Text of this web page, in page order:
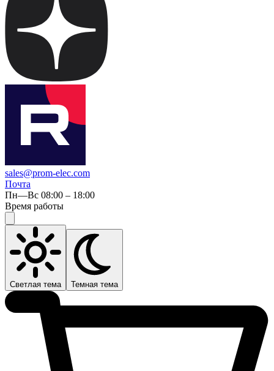
sales@prom-elec.com
Почта
Пн—Вс 08:00 – 18:00
Время работы
Светлая тема Темная тема